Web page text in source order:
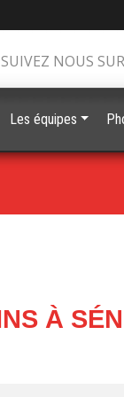
À
SUIVEZ NOUS SUR
Les équipes